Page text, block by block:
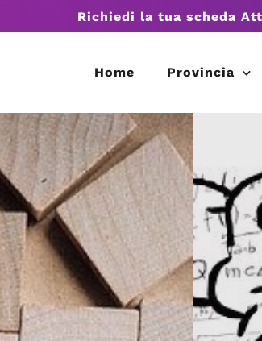
Richiedi la tua scheda
Home Provincia